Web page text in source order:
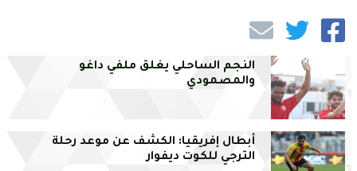
النجم الساحلي يغلق ملفي داغو
والمصمودي
أبطال إفريقيا: الكشف عن موعد رحلة
الترجي للكوت ديفوار